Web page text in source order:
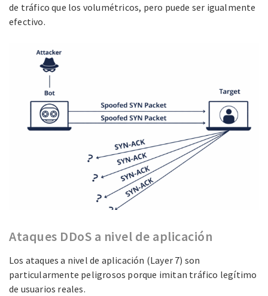
de tráfico que los volumétricos, pero puede ser igualmente
efectivo.
Ataques DDoS a nivel de aplicación
Los ataques a nivel de aplicación (Layer 7) son
particularmente peligrosos porque imitan tráfico legítimo
de usuarios reales.